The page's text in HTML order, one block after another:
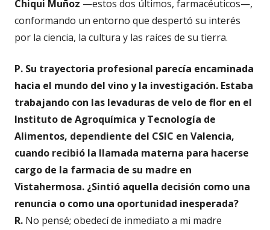
Chiqui Muñoz —estos dos últimos, farmacéuticos—,
conformando un entorno que despertó su interés
por la ciencia, la cultura y las raíces de su tierra.
P. Su trayectoria profesional parecía encaminada
hacia el mundo del vino y la investigación. Estaba
trabajando con las levaduras de velo de flor en el
Instituto de Agroquímica y Tecnología de
Alimentos, dependiente del CSIC en Valencia,
cuando recibió la llamada materna para hacerse
cargo de la farmacia de su madre en
Vistahermosa. ¿Sintió aquella decisión como una
renuncia o como una oportunidad inesperada?
R. No pensé; obedecí de inmediato a mi madre